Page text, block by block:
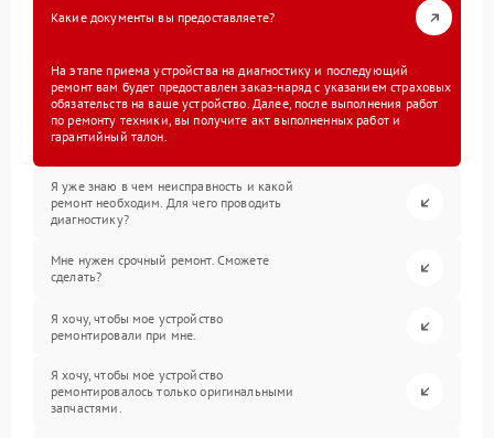
Какие документы вы предоставляете?
На этапе приема устройства на диагностику и последующий
ремонт вам будет предоставлен заказ-наряд с указанием страховых
обязательств на ваше устройство. Далее, после выполнения работ
по ремонту техники, вы получите акт выполненных работ и
гарантийный талон.
Я уже знаю в чем неисправность и какой
ремонт необходим. Для чего проводить
диагностику?
Мне нужен срочный ремонт. Сможете
сделать?
Я хочу, чтобы мое устройство
ремонтировали при мне.
Я хочу, чтобы мое устройство
ремонтировалось только оригинальными
запчастями.